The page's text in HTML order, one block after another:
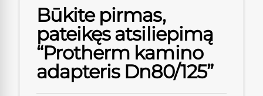
Būkite pirmas,
pateikęs atsiliepimą
“Protherm kamino
adapteris Dn80/125”